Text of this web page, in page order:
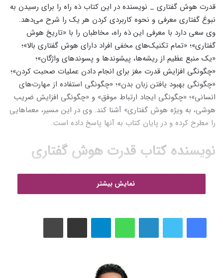
قدرت هوش گفتاری _ نویسنده در این کتاب دَه راه را برای رسیدن به
نبوغ گفتاری معرفی و نحوه کاربردی کردن هر یک را شرح می‌دهد.
وی سعی دارد با معرفی این دَه راه، مخاطبان را با «تاریخ هوش
گفتاری»؛ «تمام تکنیک‌های مخفی افراد دارای هوش گفتاری بالا»؛
«یک منبع عظیم از ریشه‌ها، پیشوندها و پسوندهای واژگان»؛
«چگونگی افزایش قدرت مغز برای انجام دادن عملیات صحبت کردن»؛
«چگونگی بهبود یافتن زبان بدن»؛ «چگونگی استفاده از مهارت‌های
انسانی»؛ «چگونگی ایجاد ارتباط موفق» و «چگونگی افزایش ضریب
هوشی، به ویژه هوش گفتاری» آشنا کند. وی در این مسیر، معماهایی
را مطرح کرده و در پایان کتاب به آنها پاسخ داده است.
نویسنده کتاب قدرت هوش گفتاری
نویسنده در این کتاب دَه راه را برای رسیدن به نبوغ گفتاری معرفی و
نحوه کاربردی کردن هر یک را شرح می‌دهد. وی سعی دارد با معرفی
«یک منبع عظیم از ریشه‌ها، پیشوندها و پسوندهای واژگان»؛
نمایش بیشتر
لینکدین واتس آپ تلگرام اشتراک گذاری از طریق ایمیل چاپ